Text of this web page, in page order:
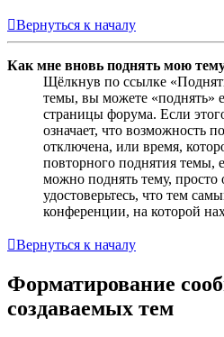
Вернуться к началу
Как мне вновь поднять мою
Щёлкнув по ссылке
темы, вы можете «поднять»
страницы форума. Если
означает, что возможность
отключена, или время,
повторного поднятия
можно поднять тему, просто
удостоверьтесь, что тем
конференции, на которой
Вернуться к началу
Форматирование
создаваемых тем